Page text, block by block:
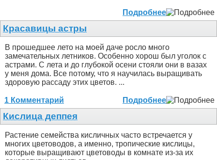
Подробнее
Красавицы астры
В прошедшее лето на моей даче росло много
замечательных летников. Особенно хорош был уголок с
астрами. С лета и до глубокой осени стояли они в вазах
у меня дома. Все потому, что я научилась выращивать
здоровую рассаду этих цветов. ...
1 Комментарий Подробнее
Кислица деппея
Растение семейства кисличных часто встречается у
многих цветоводов, а именно, тропические кислицы,
которые выращивают цветоводы в комнате из-за их